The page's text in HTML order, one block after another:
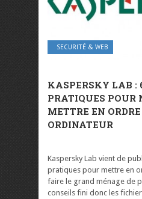
SECURITÉ & WEB
KASPERSKY LAB :
PRATIQUES POUR
METTRE EN
ORDINATEUR
Kaspersky Lab vient de
pratiques pour mettre en
faire le grand ménage de
conseils fini donc les